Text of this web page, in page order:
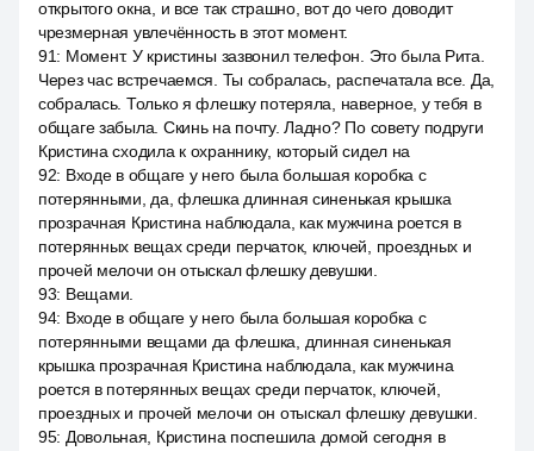
открытого окна, и все так страшно, вот до чего доводит
чрезмерная увлечённость в этот момент.
91: Момент. У кристины зазвонил телефон. Это была Рита.
Через час встречаемся. Ты собралась, распечатала все. Да,
собралась. Только я флешку потеряла, наверное, у тебя в
общаге забыла. Скинь на почту. Ладно? По совету подруги
Кристина сходила к охраннику, который сидел на
92: Входе в общаге у него была большая коробка с
потерянными, да, флешка длинная синенькая крышка
прозрачная Кристина наблюдала, как мужчина роется в
потерянных вещах среди перчаток, ключей, проездных и
прочей мелочи он отыскал флешку девушки.
93: Вещами.
94: Входе в общаге у него была большая коробка с
потерянными вещами да флешка, длинная синенькая
крышка прозрачная Кристина наблюдала, как мужчина
роется в потерянных вещах среди перчаток, ключей,
проездных и прочей мелочи он отыскал флешку девушки.
95: Довольная, Кристина поспешила домой сегодня в